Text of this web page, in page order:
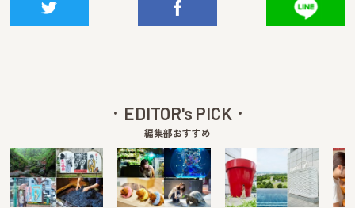
EDITOR's PICK
編集部おすすめ